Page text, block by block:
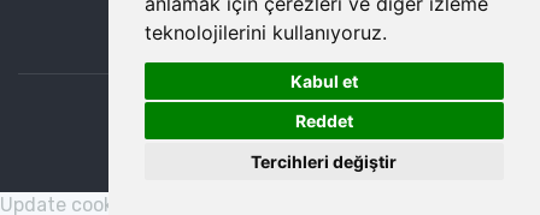
teknolojilerini kullanıyoruz.
Kabul et
Reddet
Tercihleri değiştir
bilgi@temiz.co
©2026 Temiz, Her Hakkı Saklıdır.
Update cookies preferences